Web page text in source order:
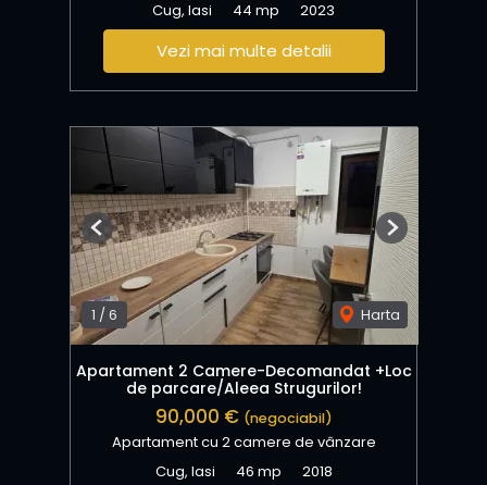
Cug, Iasi 44 mp 2023
Vezi mai multe detalii
1 /6 Harta
Previous Next
Apartament 2 Camere-Decomandat +Loc
de parcare/Aleea Strugurilor!
90,000 € (negociabil)
Apartament cu 2 camere de vânzare
Cug, Iasi
46 mp 2018